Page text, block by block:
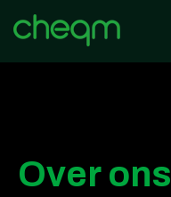
Over ons